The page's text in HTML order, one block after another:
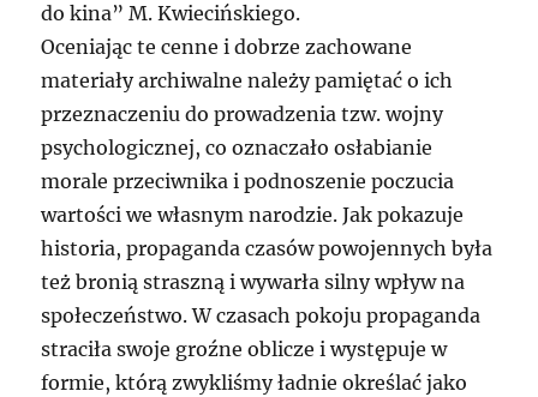
do kina” M. Kwiecińskiego.
Oceniając te cenne i dobrze zachowane
materiały archiwalne należy pamiętać o ich
przeznaczeniu do prowadzenia tzw. wojny
psychologicznej, co oznaczało osłabianie
morale przeciwnika i podnoszenie poczucia
wartości we własnym narodzie. Jak pokazuje
historia, propaganda czasów powojennych była
też bronią straszną i wywarła silny wpływ na
społeczeństwo. W czasach pokoju propaganda
straciła swoje groźne oblicze i występuje w
formie, którą zwykliśmy ładnie określać jako